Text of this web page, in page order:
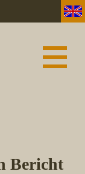
Bericht